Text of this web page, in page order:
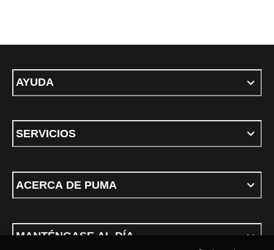
AYUDA
SERVICIOS
ACERCA DE PUMA
MANTÉNGASE AL DÍA